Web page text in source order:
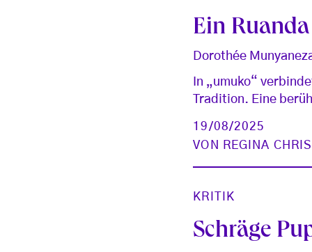
Ein
Dorothée
In „umuko“
Tradition. Eine
19/08/2025
VON
REGINA
KRITIK
Schräge